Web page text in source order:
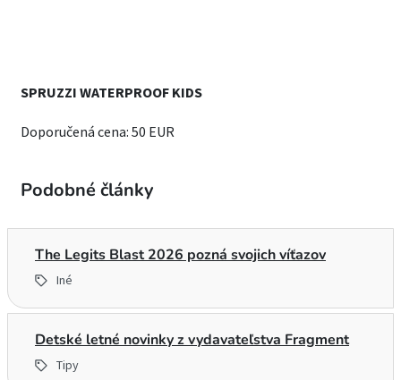
SPRUZZI WATERPROOF KIDS
Doporučená cena: 50 EUR
Podobné články
The Legits Blast 2026 pozná svojich víťazov
Iné
Detské letné novinky z vydavateľstva Fragment
Tipy